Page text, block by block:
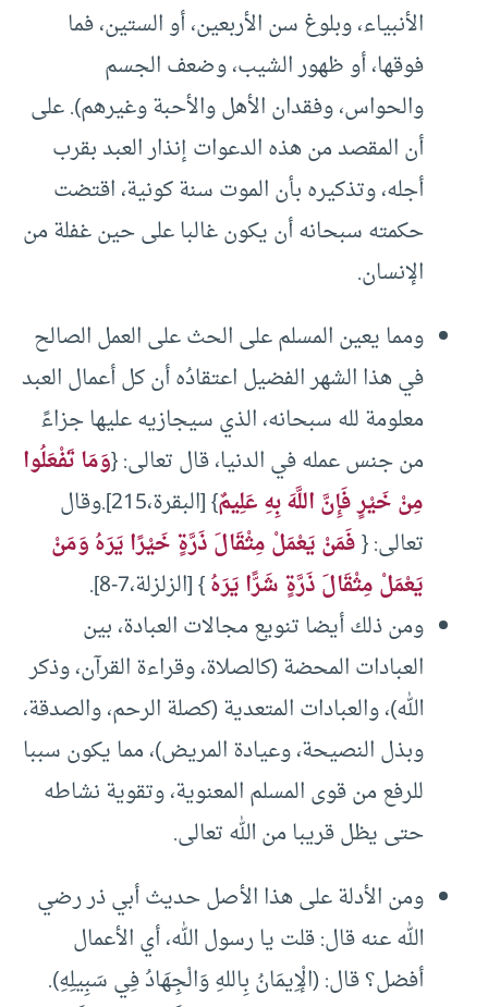
الأنبياء، وبلوغ سن الأربعين، أو الستين، فما
فوقها، أو ظهور الشيب، وضعف الجسم
والحواس، وفقدان الأهل والأحبة وغيرهم). على
أن المقصد من هذه الدعوات إنذار العبد بقرب
أجله، وتذكيره بأن الموت سنة كونية، اقتضت
حكمته سبحانه أن يكون غالبا على حين غفلة من
الإنسان.
ومما يعين المسلم على الحث على العمل الصالح
في هذا الشهر الفضيل اعتقادُه أن كل أعمال العبد
معلومة لله سبحانه، الذي سيجازيه عليها جزاءً
من جنس عمله في الدنيا، قال تعالى: {وَمَا تَفْعَلُوا
مِنْ خَيْرٍ فَإِنَّ اللَّهَ بِهِ عَلِيمٌ
} [البقرة،215].وقال
تعالى: {فَمَنْ يَعْمَلْ مِثْقَالَ ذَرَّةٍ خَيْرًا يَرَهُ وَمَنْ
يَعْمَلْ مِثْقَالَ ذَرَّةٍ شَرًّا يَرَهُ} [الزلزلة،7-8].
ومن ذلك أيضا تنويع مجالات العبادة، بين
العبادات المحضة (كالصلاة، وقراءة القرآن، وذكر
الله)، والعبادات المتعدية (كصلة الرحم، والصدقة،
وبذل النصيحة، وعيادة المريض)، مما يكون سببا
للرفع من قوى المسلم المعنوية، وتقوية نشاطه
حتى يظل قريبا من الله تعالى.
ومن الأدلة على هذا الأصل حديث أبي ذر رضي
الله عنه قال: قلت يا رسول الله، أي الأعمال
أفضل؟ قال: (الْإِيمَانُ بِاللهِ وَالْجِهَادُ فِي سَبِيلِهِ).